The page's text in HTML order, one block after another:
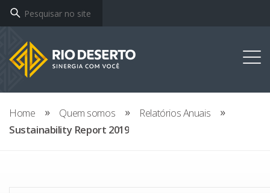
Home Quem somos
Relatórios Anuais
Sustainability Report 2019